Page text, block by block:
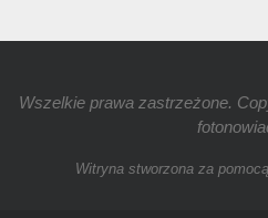
Wszelkie prawa zastrzeżone.
Witryna stworzona za